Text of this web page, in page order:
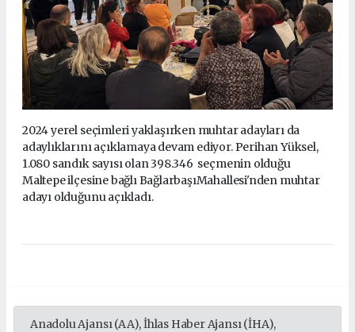
2024 yerel seçimleri yaklaşırken muhtar adayları da
adaylıklarını açıklamaya devam ediyor. Perihan Yüksel,
1.080 sandık sayısı olan 398.346 seçmenin olduğu
Maltepe ilçesine bağlı BağlarbaşıMahallesi'nden muhtar
adayı olduğunu açıkladı.
Anadolu Ajansı (AA), İhlas Haber Ajansı (İHA),